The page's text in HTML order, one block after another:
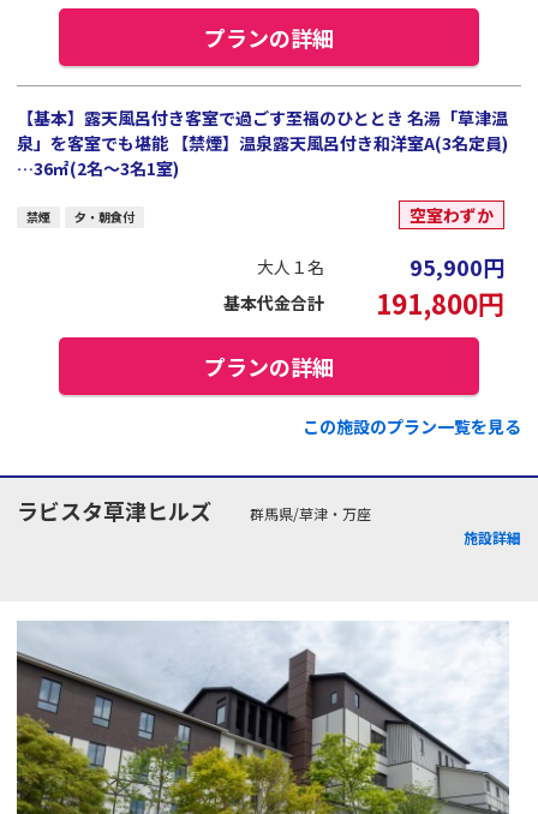
プランの詳細
【基本】露天風呂付き客室で過ごす至福のひととき 名湯「草津温
泉」を客室でも堪能 【禁煙】温泉露天風呂付き和洋室A(3名定員)
…36㎡(2名～3名1室)
禁煙 夕・朝食付 空室わずか
大人１名 95,900円
基本代金合計 191,800円
プランの詳細
この施設のプラン一覧を見る
ラビスタ草津ヒルズ
群馬県/草津・万座
施設詳細